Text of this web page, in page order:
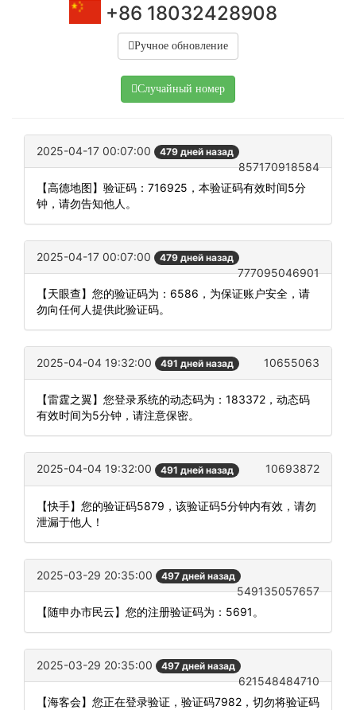
+86 18032428908
Ручное обновление
Случайный номер
2025-04-17 00:07:00 479 дней назад
857170918584
【高德地图】验证码：716925，本验证码有效时间5分
钟，请勿告知他人。
2025-04-17 00:07:00 479 дней назад
777095046901
【天眼查】您的验证码为：6586，为保证账户安全，请
勿向任何人提供此验证码。
2025-04-04 19:32:00 491 дней назад 10655063
【雷霆之翼】您登录系统的动态码为：183372，动态码
有效时间为5分钟，请注意保密。
2025-04-04 19:32:00 491 дней назад 10693872
【快手】您的验证码5879，该验证码5分钟内有效，请勿
泄漏于他人！
2025-03-29 20:35:00 497 дней назад
549135057657
【随申办市民云】您的注册验证码为：5691。
2025-03-29 20:35:00 497 дней назад
621548484710
【海客会】您正在登录验证，验证码7982，切勿将验证码